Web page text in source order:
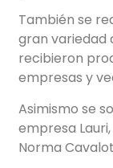
También se
gran variedad
recibieron
empresas y
Asimismo se
empresa
Norma